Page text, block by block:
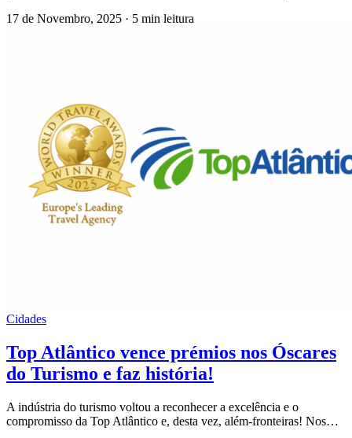
17 de Novembro, 2025 · 5 min leitura
Cidades
Top Atlântico vence prémios nos Óscares
do Turismo e faz história!
A indústria do turismo voltou a reconhecer a excelência e o
compromisso da Top Atlântico e, desta vez, além-fronteiras! Nos…